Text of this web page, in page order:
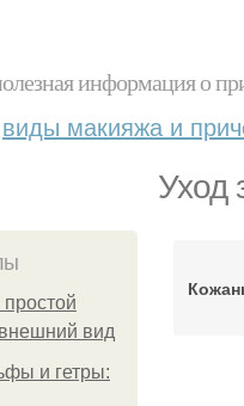
информация о
виды макияжа и
Уход
вид
и гетры: